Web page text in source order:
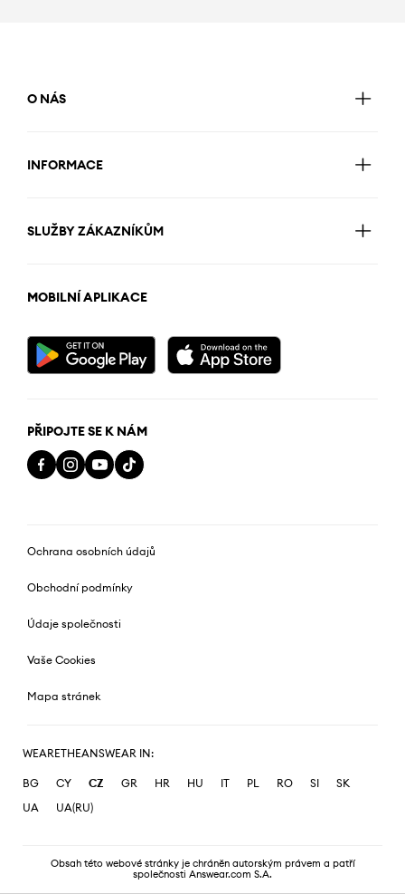
O NÁS
INFORMACE
SLUŽBY ZÁKAZNÍKŮM
MOBILNÍ APLIKACE
PŘIPOJTE SE K NÁM
Ochrana osobních údajů
Obchodní podmínky
Údaje společnosti
Vaše Cookies
Mapa stránek
WEARETHEANSWEAR IN:
BG CY CZ GR HR HU IT PL RO SI
SK
UA
UA(RU)
Obsah této webové stránky je chráněn autorským právem a patří
společnosti Answear.com S.A.